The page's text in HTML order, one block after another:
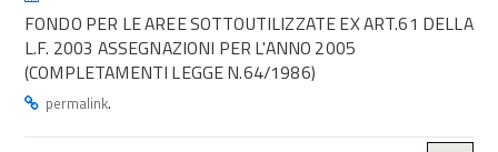
FONDO PER LE AREE SOTTOUTILIZZATE EX ART.61 DELLA
L.F. 2003 ASSEGNAZIONI PER L'ANNO 2005
(COMPLETAMENTI LEGGE N.64/1986)
permalink.